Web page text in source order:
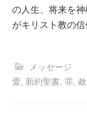
の人生、将来を
がキリスト教の信
メッセージ
愛, 新約聖書, 罪,